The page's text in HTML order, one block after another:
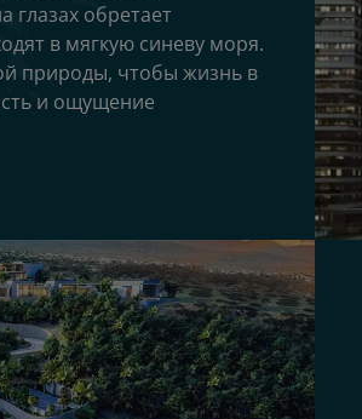
глазах обретает
в мягкую синеву моря.
природы, чтобы жизнь в
и ощущение